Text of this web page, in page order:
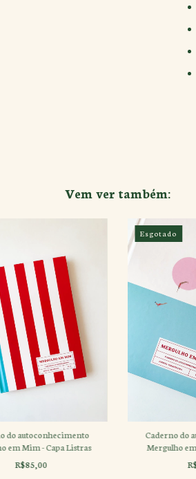
Vem ver também:
do autoconhecimento
em Mim - Capa Listras
R$85,00
Esgotado
Caderno do
Mergulho